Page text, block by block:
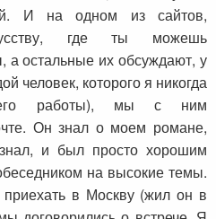
И на одном из сайтов,
где ты можешь
а остальные их обсуждают, у
человек, которого я никогда
работы), мы с ним
Он знал о моем романе,
и был просто хорошим
на высокие темы.
в Москву (жил он в